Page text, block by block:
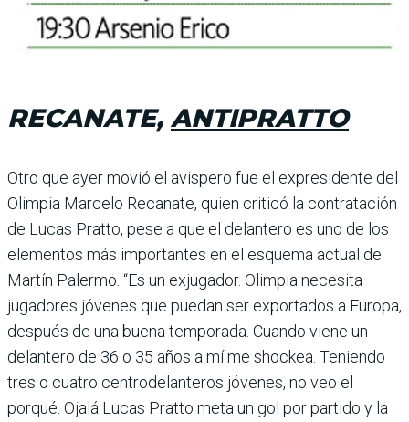
RECANATE, ANTIPRATTO
Otro que ayer movió el avis­pero fue el expresidente del
Olimpia Marcelo Recanate, quien criticó la contratación
de Lucas Pratto, pese a que el delantero es uno de los
ele­mentos más importantes en el esquema actual de
Martín Palermo. “Es un exjugador. Olimpia necesita
jugado­res jóvenes que puedan ser exportados a Europa,
después de una buena temporada. Cuando viene un
delantero de 36 o 35 años a mí me shockea. Teniendo
tres o cuatro cen­trodelanteros jóvenes, no veo el
porqué. Ojalá Lucas Pratto meta un gol por partido y la